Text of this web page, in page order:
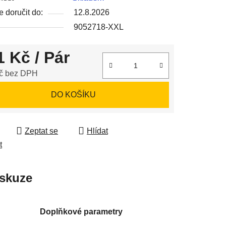
doručit do:
12.8.2026
9052718-XXL
Kč / Pár
bez DPH
DO KOŠÍKU
Zeptat se
Hlídat
Doplňkové parametry